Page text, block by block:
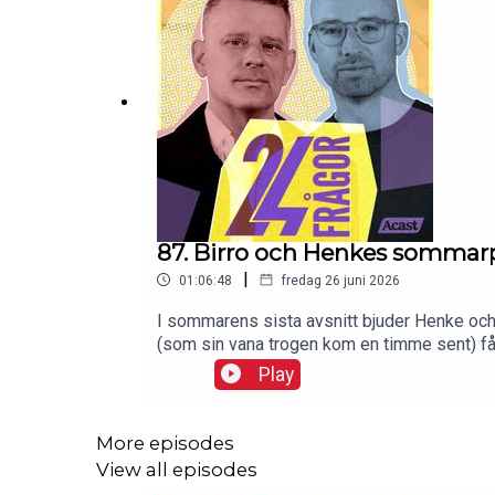
87. Birro och Henkes
01:06:48 | fredag 26 juni 2026
I sommarens sista avsnitt bjuder Henke
(som sin vana trogen kom en timme sent)
VM-låt.Garanterat förbryllande och
snackar åldrande och författarskap och
sommaren.Men lyssna på detta
https://www.tiktok.com/
Play
More episodes
View all episodes